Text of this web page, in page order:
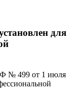
для
№ 499 от 1 июля